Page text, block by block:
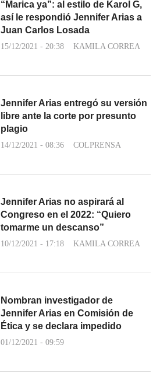
“Marica ya”: al estilo de Karol G,
así le respondió Jennifer Arias a
Juan Carlos Losada
15/12/2021 - 20:38 KAMILA CORREA
Jennifer Arias entregó su versión
libre ante la corte por presunto
plagio
14/12/2021 - 08:36 COLPRENSA
Jennifer Arias no aspirará al
Congreso en el 2022: “Quiero
tomarme un descanso”
10/12/2021 - 17:18 KAMILA CORREA
Nombran investigador de
Jennifer Arias en Comisión de
Ética y se declara impedido
01/12/2021 - 09:59